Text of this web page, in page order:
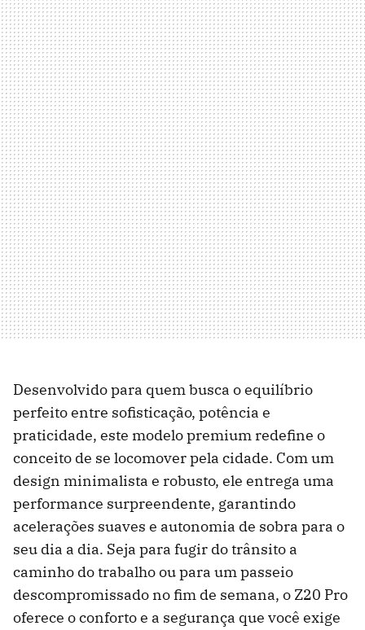
Desenvolvido para quem busca o equilíbrio
perfeito entre sofisticação, potência e
praticidade, este modelo premium redefine o
conceito de se locomover pela cidade. Com um
design minimalista e robusto, ele entrega uma
performance surpreendente, garantindo
acelerações suaves e autonomia de sobra para o
seu dia a dia. Seja para fugir do trânsito a
caminho do trabalho ou para um passeio
descompromissado no fim de semana, o Z20 Pro
oferece o conforto e a segurança que você exige